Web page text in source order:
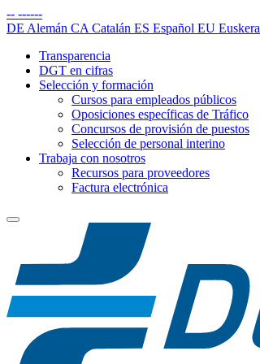
-- ------
DE Alemán CA Catalán ES Español EU Euskera
Transparencia
DGT en cifras
Selección y formación
Cursos para empleados públicos
Oposiciones específicas de Tráfico
Concursos de provisión de puestos
Selección de personal interino
Trabaja con nosotros
Recursos para proveedores
Factura electrónica